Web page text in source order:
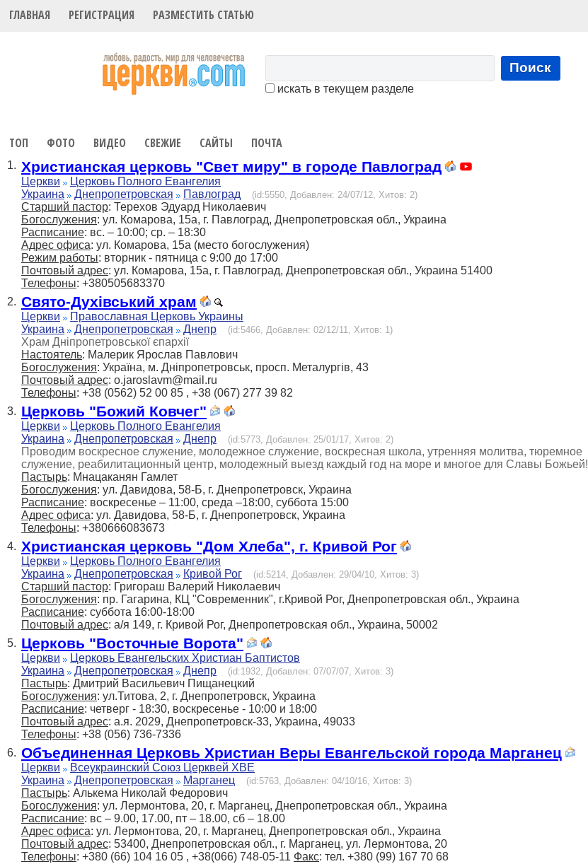
ГЛАВНАЯ РЕГИСТРАЦИЯ РАЗМЕСТИТЬ СТАТЬЮ
Поиск
искать в текущем разделе
ТОП ФОТО ВИДЕО СВЕЖИЕ САЙТЫ ПОЧТА
1. Христианская церковь "Свет миру" в городе Павлоград
Церкви
Церковь Полного Евангелия
Украина
Днепропетровская Павлоград (id:5550, Добавлен: 24/07/12, Хитов: 2)
Старший пастор: Терехов Эдуард Николаевич
Богослужения: ул. Комарова, 15а, г. Павлоград, Днепропетровская обл., Украина
Расписание: вс. – 10:00; ср. – 18:30
Адрес офиса: ул. Комарова, 15а (место богослужения)
Режим работы: вторник - пятница с 9:00 до 17:00
Почтовый адрес: ул. Комарова, 15а, г. Павлоград, Днепропетровская обл., Украина 51400
Телефоны: +380505683370
2. Свято-Духівський храм
Церкви
Православная Церковь Украины
Украина
Днепропетровская Днепр (id:5466, Добавлен: 02/12/11, Хитов: 1)
Храм Дніпропетровської єпархії
Настоятель: Малерик Ярослав Павлович
Богослужения: Україна, м. Дніпропетровськ, просп. Металургів, 43
Почтовый адрес: o.jaroslavm@mail.ru
Телефоны: +38 (0562) 52 00 85 , +38 (067) 277 39 82
3. Церковь "Божий Ковчег"
Церкви
Церковь Полного Евангелия
Украина
Днепропетровская Днепр (id:5773, Добавлен: 25/01/17, Хитов: 2)
Проводим воскресное служение, молодежное служение, воскресная школа, утренняя молитва, тюремное
служение, реабилитационный центр, молодежный выезд каждый год на море и многое для Славы Божьей!
Пастырь: Мнацаканян Гамлет
Богослужения: ул. Давидова, 58-Б, г. Днепропетровск, Украина
Расписание: воскресенье – 11:00, среда –18:00, суббота 15:00
Адрес офиса: ул. Давидова, 58-Б, г. Днепропетровск, Украина
Телефоны: +380666083673
4. Христианская церковь "Дом Хлеба", г. Кривой Рог
Церкви
Церковь Полного Евангелия
Украина
Днепропетровская Кривой Рог (id:5214, Добавлен: 29/04/10, Хитов: 3)
Старший пастор: Григораш Валерий Николаевич
Богослужения: пр. Гагарина, КЦ "Современник", г.Кривой Рог, Днепропетровская обл., Украина
Расписание: суббота 16:00-18:00
Почтовый адрес: а/я 149, г. Кривой Рог, Днепропетровская обл., Украина, 50002
5. Церковь "Восточные Ворота"
Церкви
Церковь Евангельских Христиан Баптистов
Украина
Днепропетровская Днепр (id:1932, Добавлен: 07/07/07, Хитов: 3)
Пастырь: Дмитрий Васильевич Пищанецкий
Богослужения: ул.Титова, 2, г. Днепропетровск, Украина
Расписание: четверг - 18:30, воскресенье - 10:00 и 18:00
Почтовый адрес: а.я. 2029, Днепропетровск-33, Украина, 49033
Телефоны: +38 (056) 736-7336
6. Объединенная Церковь Христиан Веры Евангельской города Марганец
Церкви
Всеукраинский Союз Церквей ХВЕ
Украина
Днепропетровская Марганец (id:5763, Добавлен: 04/10/16, Хитов: 3)
Пастырь: Алькема Николай Федорович
Богослужения: ул. Лермонтова, 20, г. Марганец, Днепропетровская обл., Украина
Расписание: вс – 9.00, 17.00, пт – 18.00, сб – 18.00
Адрес офиса: ул. Лермонтова, 20, г. Марганец, Днепропетровская обл., Украина
Почтовый адрес: 53400, Днепропетровская обл., г. Марганец, ул. Лермонтова, 20
Телефоны: +380 (66) 104 16 05 , +38(066) 748-05-11 Факс: тел. +380 (99) 167 70 68